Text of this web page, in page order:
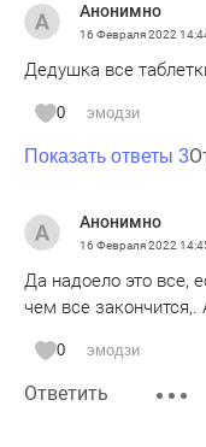
Анонимно
16 Февраля 2022
Дедушка все
0 эмодзи
Показать ответы 3
Анонимно
16 Февраля 2022
Да надоело это все,
чем все
0 эмодзи
Ответить